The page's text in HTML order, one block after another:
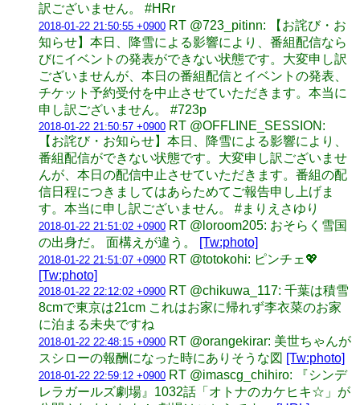
訳ございません。 #HRr
2018-01-22 21:50:55 +0900 RT @723_pitinn: 【お詫び・お
知らせ】本日、降雪による影響により、番組配信なら
びにイベントの発表ができない状態です。大変申し訳
ございませんが、本日の番組配信とイベントの発表、
チケット予約受付を中止させていただきます。本当に
申し訳ございません。 #723p
2018-01-22 21:50:57 +0900 RT @OFFLINE_SESSION:
【お詫び・お知らせ】本日、降雪による影響により、
番組配信ができない状態です。大変申し訳ございませ
んが、本日の配信中止させていただきます。番組の配
信日程につきましてはあらためてご報告申し上げま
す。本当に申し訳ございません。 #まりえさゆり
2018-01-22 21:51:02 +0900 RT @loroom205: おそらく雪国
の出身だ。 面構えが違う。
[Tw:photo]
2018-01-22 21:51:07 +0900 RT @totokohi: ピンチェ💖
[Tw:photo]
2018-01-22 22:12:02 +0900 RT @chikuwa_117: 千葉は積雪
8cmで東京は21cm これはお家に帰れず李衣菜のお家
に泊まる未央ですね
2018-01-22 22:48:15 +0900 RT @orangekirar: 美世ちゃんが
スシローの報酬になった時にありそうな図 [Tw:photo]
2018-01-22 22:59:12 +0900 RT @imascg_chihiro: 『シンデ
レラガールズ劇場』1032話「オトナのカケヒキ☆」が